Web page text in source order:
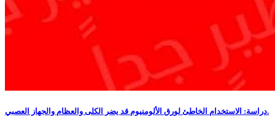
دراسة: الاستخدام الخاطئ لورق الألومنيوم قد يضر الكلى والعظام والجهاز العصبي.